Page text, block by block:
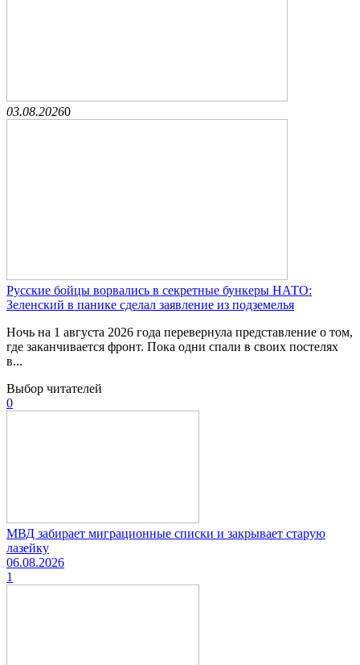
03.08.20260
Русские бойцы ворвались в секретные бункеры НАТО:
Зеленский в панике сделал заявление из подземелья
Ночь на 1 августа 2026 года перевернула представление о том,
где заканчивается фронт. Пока одни спали в своих постелях
в...
Выбор читателей
0
МВД забирает миграционные списки и закрывает старую
лазейку
06.08.2026
1